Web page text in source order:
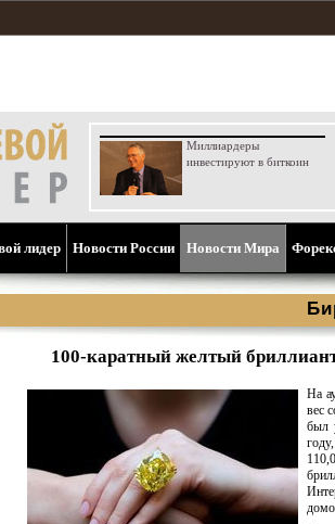
Миллиардеры
инвестируют в биткоин
лидер Новости России Новости Мира
100-каратный желтый
На
вес
был